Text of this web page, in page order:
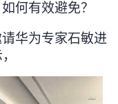
何有效避免？
华为专家石敏进